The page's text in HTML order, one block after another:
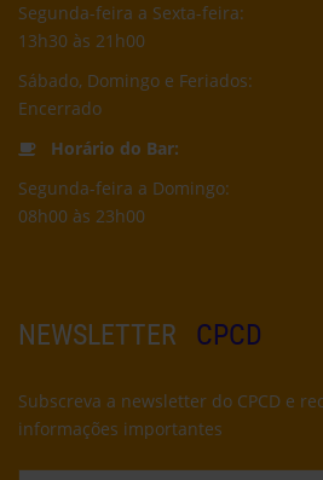
Segunda-feira a Sexta-feira:
13h30 às 21h00
Sábado, Domingo e Feriados:
Encerrado
Horário do Bar:
Segunda-feira a Domingo:
08h00 às 23h00
NEWSLETTER CPCD
Subscreva a newsletter do CPCD e
informações importantes